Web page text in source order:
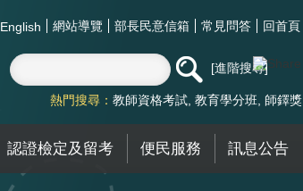
English 網站導覽 部長民意信箱 常見問答 回首頁
進階搜尋
熱門搜尋： 教師資格考試 教育學分班 師鐸獎
認證檢定及留考 便民服務 訊息公告